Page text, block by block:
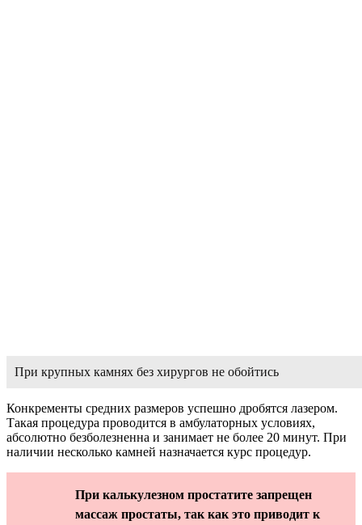
При крупных камнях без хирургов не обойтись
Конкременты средних размеров успешно дробятся лазером.
Такая процедура проводится в амбулаторных условиях,
абсолютно безболезненна и занимает не более 20 минут. При
наличии несколько камней назначается курс процедур.
При калькулезном простатите запрещен
массаж простаты, так как это приводит к